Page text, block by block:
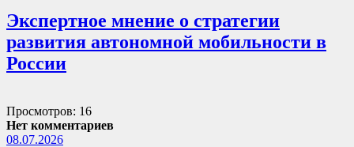
Экспертное мнение о стратегии
развития автономной мобильности в
России
Просмотров: 16
Нет комментариев
08.07.2026